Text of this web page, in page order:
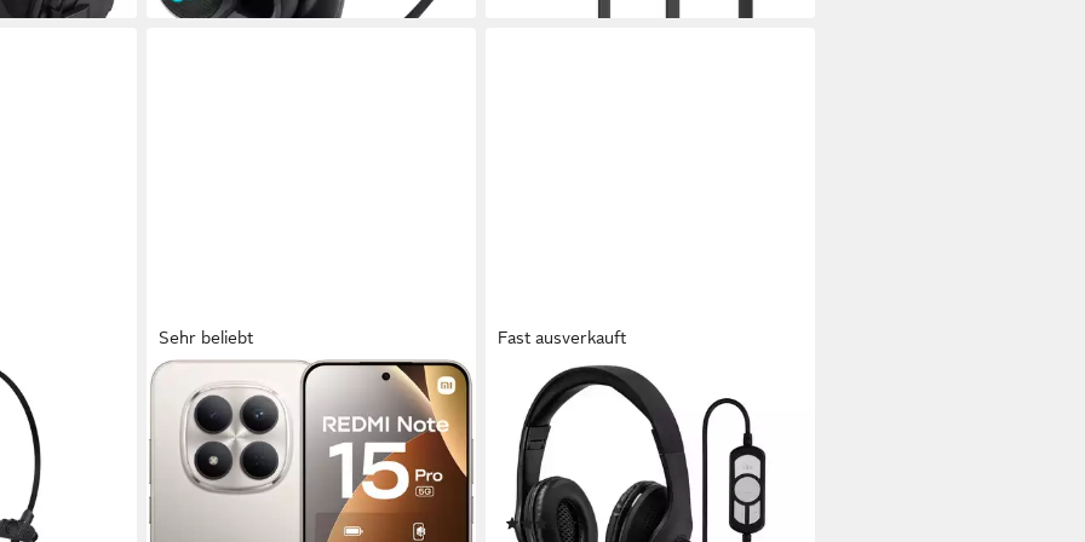
mit
Wireless-
Cancel &
LKW
Sehr beliebt
XIAOMI
Redmi Note 15 Pro 5G 8+256
Smartphone
17,34 cm/6,83 Zoll
Bildschirmdiagonale
256 GB Speicherkapazität
Fast ausverkauft
HAMA
Office Over-Ear Headset USB Stereo
Schwarz PC-Headset
kabelgebunden
Verbindung
ohraufliegend
Sitzart
(2)